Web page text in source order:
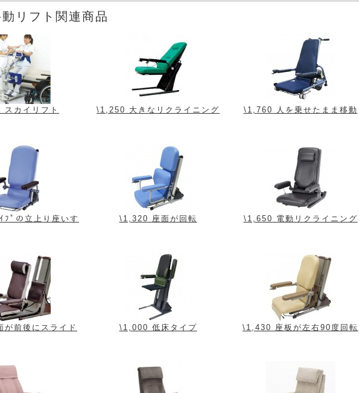
リフト関連商品
カイリフト \1,250 大きなリクライニング \1,760 人を乗せたまま移動
ﾟの立上り座いす \1,320 座面が回転 \1,650 電動リクライニング
前後にスライド \1,000 低床タイプ \1,430 座板が左右90度回転